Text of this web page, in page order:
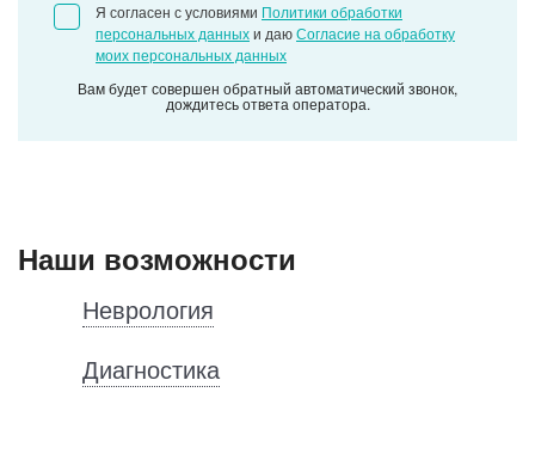
Я согласен с условиями Политики обработки
персональных данныхи даюСогласие на обработку
моих персональных данных
Вам будет совершен обратный автоматический звонок,
дождитесь ответа оператора.
Наши возможности
Неврология
Диагностика